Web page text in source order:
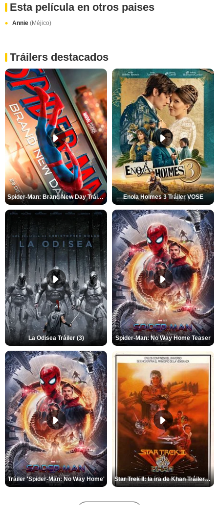
Esta película en otros paises
Annie (Méjico)
Tráilers destacados
Spider-Man: Brand New Day Tráiler (3) Enola Holmes 3 Tráiler VOSE
La Odisea Tráiler (3) Spider-Man: No Way Home Teaser
Tráiler 'Spider-Man: No Way Home' Star Trek II: la ira de Khan Tráiler VO